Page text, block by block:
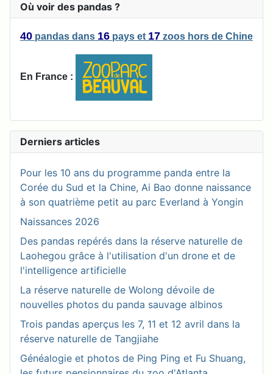
Où voir des pandas ?
40 pandas dans 16 pays et 17 zoos hors de Chine
En France :
Derniers articles
Pour les 10 ans du programme panda entre la
Corée du Sud et la Chine, Ai Bao donne naissance
à son quatrième petit au parc Everland à Yongin
Naissances 2026
Des pandas repérés dans la réserve naturelle de
Laohegou grâce à l'utilisation d'un drone et de
l'intelligence artificielle
La réserve naturelle de Wolong dévoile de
nouvelles photos du panda sauvage albinos
Trois pandas aperçus les 7, 11 et 12 avril dans la
réserve naturelle de Tangjiahe
Généalogie et photos de Ping Ping et Fu Shuang,